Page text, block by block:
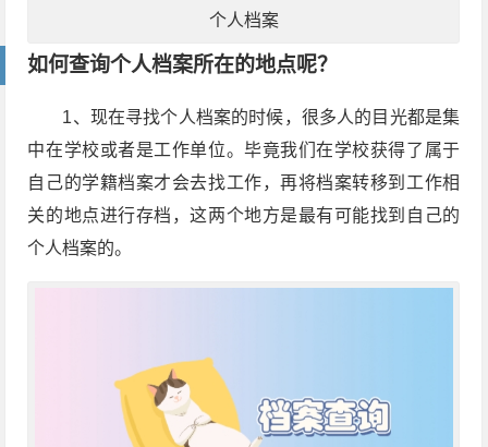
个人档案
如何查询个人档案所在的地点呢？
1、现在寻找个人档案的时候，很多人的目光都是集
中在学校或者是工作单位。毕竟我们在学校获得了属于
自己的学籍档案才会去找工作，再将档案转移到工作相
关的地点进行存档，这两个地方是最有可能找到自己的
个人档案的。